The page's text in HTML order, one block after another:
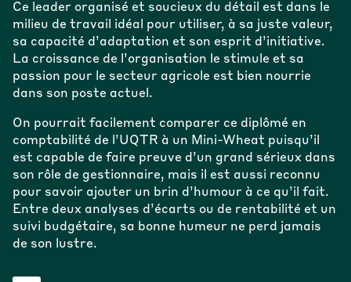
Ce leader organisé et soucieux du détail est dans le
milieu de travail idéal pour utiliser, à sa juste valeur,
sa capacité d’adaptation et son esprit d’initiative.
La croissance de l’organisation le stimule et sa
passion pour le secteur agricole est bien nourrie
dans son poste actuel.
On pourrait facilement comparer ce diplômé en
comptabilité de l’UQTR à un Mini-Wheat puisqu’il
est capable de faire preuve d’un grand sérieux dans
son rôle de gestionnaire, mais il est aussi reconnu
pour savoir ajouter un brin d’humour à ce qu’il fait.
Entre deux analyses d’écarts ou de rentabilité et un
suivi budgétaire, sa bonne humeur ne perd jamais
de son lustre.